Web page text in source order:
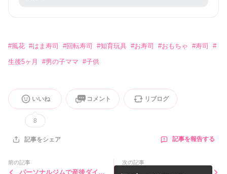
#風花 #はま寿司 #回転寿司 #知育玩具 #お寿司 #おもちゃ #寿司 #
生後5ヶ月 #男の子ママ #子供
いいね
8
コメント リブログ
記事をシェア 記事を報告する
前の記事
パーソナルジムで産後ダイエ
次の記事